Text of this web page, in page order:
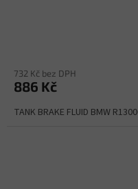
732 Kč bez DPH
886 Kč
TANK BRAKE FLUID BMW